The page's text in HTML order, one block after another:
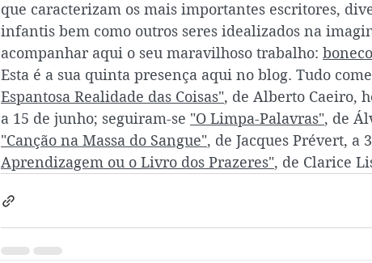
que caracterizam os mais importantes escritores,
infantis bem como outros seres idealizados na
acompanhar aqui o seu maravilhoso trabalho:
Esta é a sua quinta presença aqui no blog. Tudo
Espantosa Realidade das Coisas", de Alberto Caeiro,
a 15 de junho; seguiram-se "O Limpa-Palavras", de
"Canção na Massa do Sangue", de Jacques Prévert, a
Aprendizagem ou o Livro dos Prazeres", de Clarice